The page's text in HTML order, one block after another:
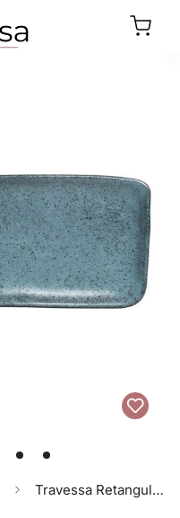
Travessa Retangular Orgânica Night Sky 33x13cm - Porto Brasil